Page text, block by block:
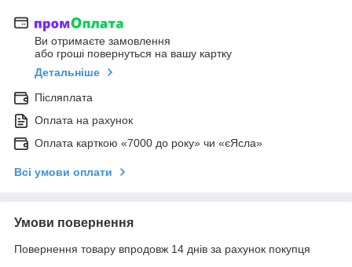
Ви отримаєте замовлення
або гроші повернуться на вашу картку
Детальніше
Післяплата
Оплата на рахунок
Оплата карткою «7000 до року» чи «єЯсла»
Всі умови оплати
Умови повернення
Повернення товару впродовж 14 днів за рахунок покупця